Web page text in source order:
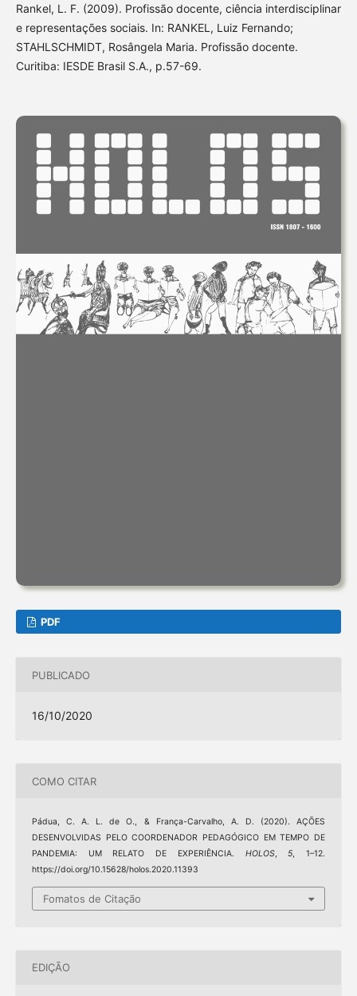
Rankel, L. F. (2009). Profissão docente, ciência interdisciplinar
e representações sociais. In: RANKEL, Luiz Fernando;
STAHLSCHMIDT, Rosângela Maria. Profissão docente.
Curitiba: IESDE Brasil S.A., p.57-69.
PDF
PUBLICADO
16/10/2020
COMO CITAR
Pádua, C. A. L. de O., & França-Carvalho, A. D. (2020). AÇÕES
DESENVOLVIDAS PELO COORDENADOR PEDAGÓGICO EM TEMPO DE
PANDEMIA: UM RELATO DE EXPERIÊNCIA. HOLOS,5, 1–12.
https://doi.org/10.15628/holos.2020.11393
Fomatos de Citação
EDIÇÃO